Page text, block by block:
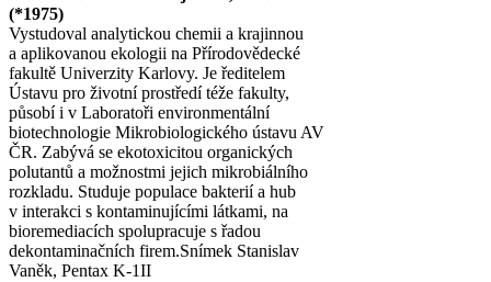
(*1975)
Vystudoval analytickou chemii a krajinnou
a aplikovanou ekologii na Přírodovědecké
fakultě Univerzity Karlovy. Je ředitelem
Ústavu pro životní prostředí téže fakulty,
působí i v Laboratoři environmentální
biotechnologie Mikrobiologického ústavu AV
ČR. Zabývá se ekotoxicitou organických
polutantů a možnostmi jejich mikrobiálního
rozkladu. Studuje populace bakterií a hub
v interakci s kontaminujícími látkami, na
bioremediacích spolupracuje s řadou
dekontaminačních firem.Snímek Stanislav
Vaněk, Pentax K-1II